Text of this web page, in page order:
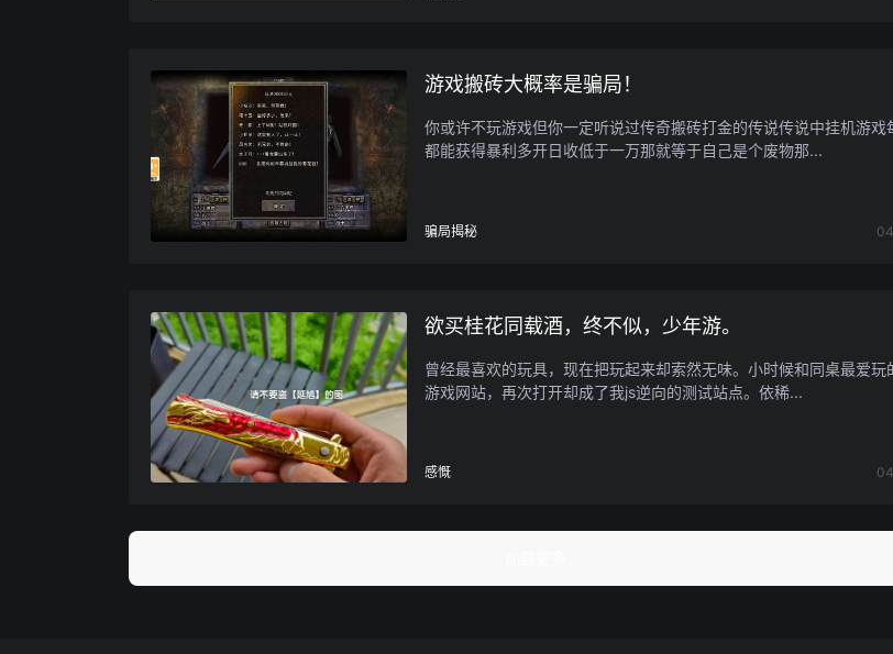
游戏搬砖大概率是骗局！
你或许不玩游戏但你一定听说过传奇搬砖打金的传说传说中挂机游戏
都能获得暴利多开日收低于一万那就等于自己是个废物那...
骗局揭秘
欲买桂花同载酒，终不似，少年游。
曾经最喜欢的玩具，现在把玩起来却索然无味。小时候和同桌最爱玩
游戏网站，再次打开却成了我js逆向的测试站点。依稀...
感慨